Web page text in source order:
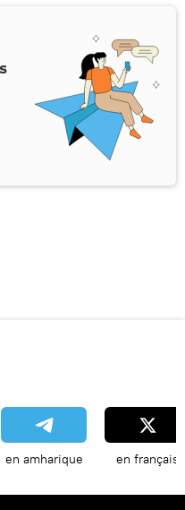
en amharique en français